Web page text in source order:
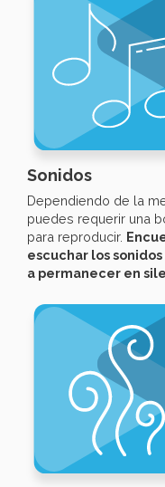
Sonidos
Dependiendo de la
puedes requerir una
para reproducir.
escuchar los
a permanecer en